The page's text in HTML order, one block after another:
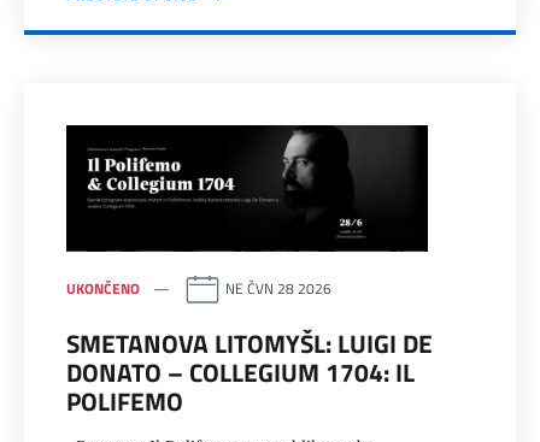
UKONČENO NE ČVN 28 2026
SMETANOVA LITOMYŠL: LUIGI DE
DONATO – COLLEGIUM 1704: IL
POLIFEMO